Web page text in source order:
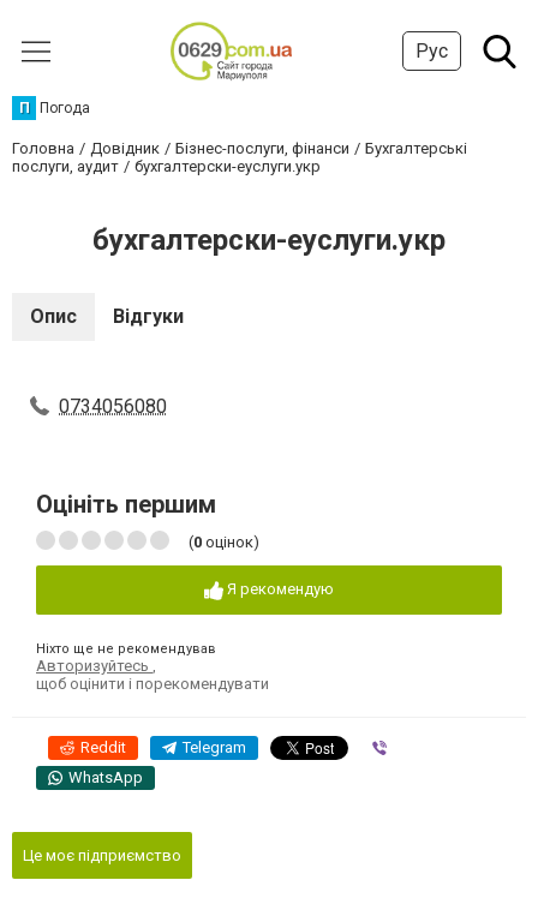
Рус
П Погода
Головна Довідник Бізнес-послуги, фінанси
Бухгалтерські
послуги, аудит
бухгалтерски-еуслуги.укр
бухгалтерски-еуслуги.укр
Опис Відгуки
0734056080
Оцініть першим
(0 оцінок)
Я рекомендую
Ніхто ще не рекомендував
Авторизуйтесь
щоб оцінити і порекомендувати
Reddit Telegram
WhatsApp
Це моє підприємство